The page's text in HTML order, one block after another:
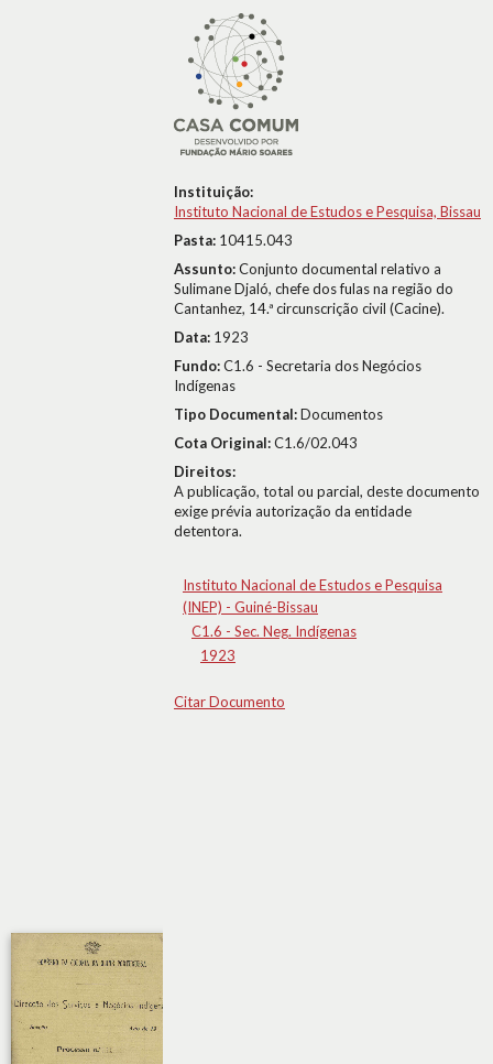
Instituição:
Instituto Nacional de Estudos e Pesquisa, Bissau
Pasta: 10415.043
Assunto:Conjunto documental relativo a
Sulimane Djaló, chefe dos fulas na região do
Cantanhez, 14.ª circunscrição civil (Cacine).
Data: 1923
Fundo:C1.6 - Secretaria dos Negócios
Indígenas
Tipo Documental:Documentos
Cota Original:C1.6/02.043
Direitos:
A publicação, total ou parcial, deste documento
exige prévia autorização da entidade
detentora.
Instituto Nacional de Estudos e Pesquisa
(INEP) - Guiné-Bissau
C1.6 - Sec. Neg. Indígenas
1923
Citar Documento